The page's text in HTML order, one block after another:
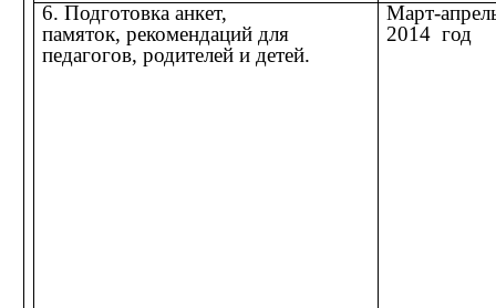
6. Подготовка анкет,
памяток, рекомендаций для
педагогов, родителей и детей.
Март-
2014 год